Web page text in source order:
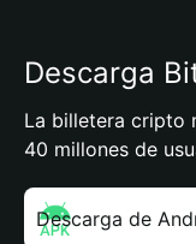
Descarga
La billetera cripto
40 millones de
Descarga de